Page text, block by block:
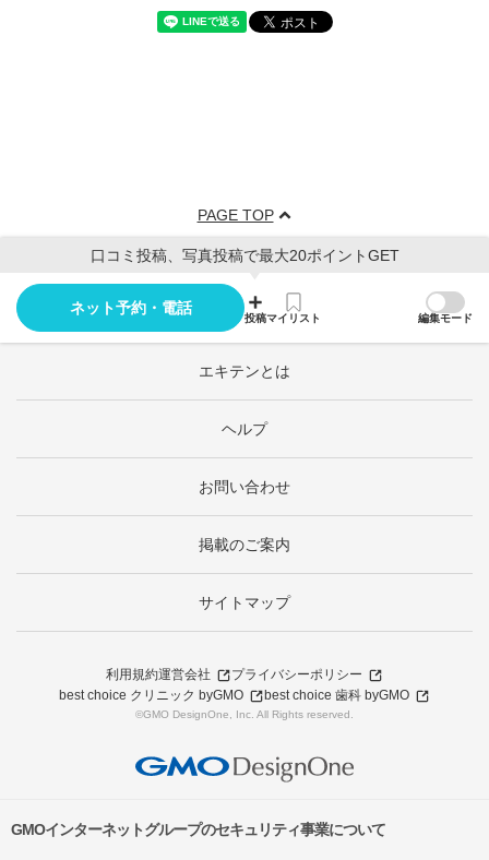
PAGE TOP
口コミ投稿、写真投稿で最大20ポイントGET
ネット予約・電話
投稿マイリスト 編集モード
エキテンとは
ヘルプ
お問い合わせ
掲載のご案内
サイトマップ
利用規約運営会社
プライバシーポリシー
best choice クリニック byGMO
best choice 歯科 byGMO
©GMO DesignOne, Inc. All Rights reserved.
GMOインターネットグループのセキュリティ事業について